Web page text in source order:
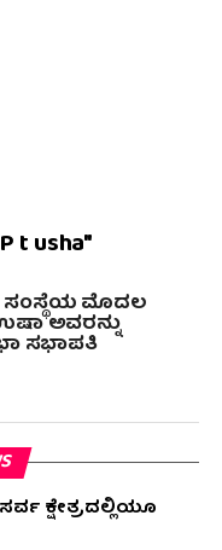
t usha"
ಮೊದಲ
ಅವರನ್ನು
ಸಭಾಪತಿ
ಕ್ಷೇತ್ರದಲ್ಲಿಯೂ